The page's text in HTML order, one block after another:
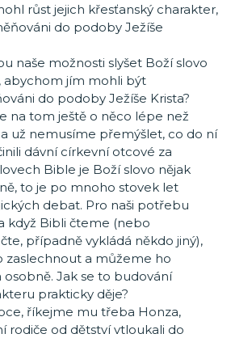
růst jejich křesťanský charakter,
do podoby Ježíše
naše možnosti slyšet Boží slovo
abychom jím mohli být
do podoby Ježíše Krista?
na tom ještě o něco lépe než
už nemusíme přemýšlet, co do ní
dávní církevní otcové za
Bible je Boží slovo nějak
to je po mnoho stovek let
debat. Pro naši potřebu
když Bibli čteme (nebo
případně vykládá někdo jiný),
zaslechnout a můžeme ho
Jak se to budování
prakticky děje?
říkejme mu třeba Honza,
rodiče od dětství vtloukali do